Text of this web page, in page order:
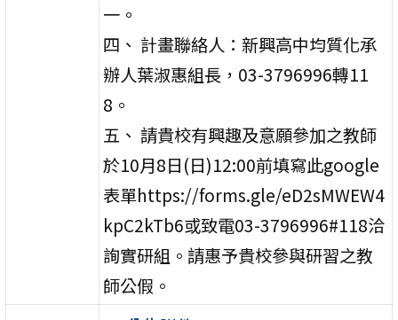
一。
四、 計畫聯絡人：新興高中均質化承
辦人葉淑惠組長，03-3796996轉11
8。
五、 請貴校有興趣及意願參加之教師
於10月8日(日)12:00前填寫此google
表單https://forms.gle/eD2sMWEW4
kpC2kTb6或致電03-3796996#118洽
詢實研組。請惠予貴校參與研習之教
師公假。